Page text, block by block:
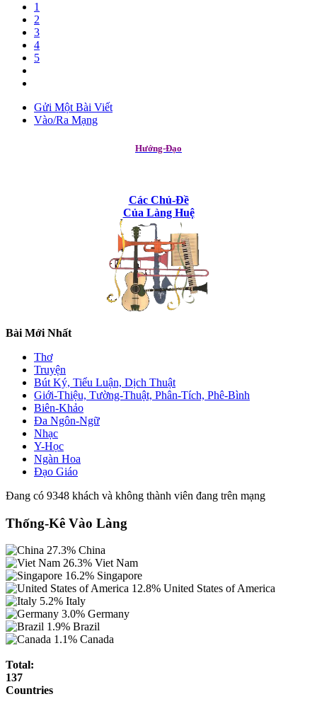
1
2
3
4
5
Gửi Một Bài Viết
Vào/Ra Mạng
Hướng-Đạo
Các Chủ-Đề
Của Làng Huệ
Bài Mới Nhất
Thơ
Truyện
Bút Ký, Tiểu Luận, Dịch Thuật
Giới-Thiệu, Tường-Thuật, Phân-Tích, Phê-Bình
Biên-Khảo
Đa Ngôn-Ngữ
Nhạc
Y-Học
Ngàn Hoa
Đạo Giáo
Đang có 9348 khách và không thành viên đang trên mạng
Thống-Kê Vào Làng
27.3% China
26.3% Viet Nam
16.2% Singapore
12.8% United States of America
5.2% Italy
3.0% Germany
1.9% Brazil
1.1% Canada
Total:
137
Countries